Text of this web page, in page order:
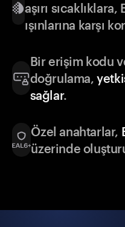
aşırı
ışınlarına karşı
Bir erişim kodu
doğrulama,
sağlar.
Özel anahtarlar,
üzerinde